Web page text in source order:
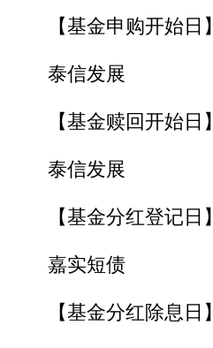
【基金申购开始日】
泰信发展
【基金赎回开始日】
泰信发展
【基金分红登记日】
嘉实短债
【基金分红除息日】